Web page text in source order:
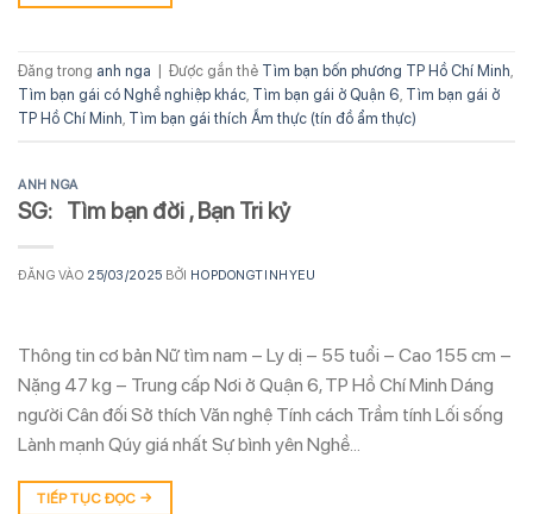
Đăng trong anh nga Được gắn thẻ Tìm bạn bốn phương TP Hồ Chí Minh
Tìm bạn gái có Nghề nghiệp khác Tìm bạn gái ở Quận 6 Tìm bạn gái ở
TP Hồ Chí Minh Tìm bạn gái thích Ẩm thực (tín đồ ẩm thực)
ANH NGA
SG: Tìm bạn đời , Bạn Tri kỷ
ĐĂNG VÀO 25/03/2025 BỞI HOPDONGTINHYEU
Thông tin cơ bản Nữ tìm nam – Ly dị – 55 tuổi – Cao 155 cm –
Nặng 47 kg – Trung cấp Nơi ở Quận 6, TP Hồ Chí Minh Dáng
người Cân đối Sở thích Văn nghệ Tính cách Trầm tính Lối sống
Lành mạnh Qúy giá nhất Sự bình yên Nghề…
TIẾP TỤC ĐỌC →